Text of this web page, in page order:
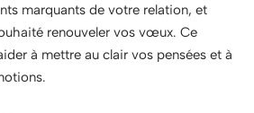
marquants de votre relation, et
renouveler vos vœux. Ce
à mettre au clair vos pensées et à